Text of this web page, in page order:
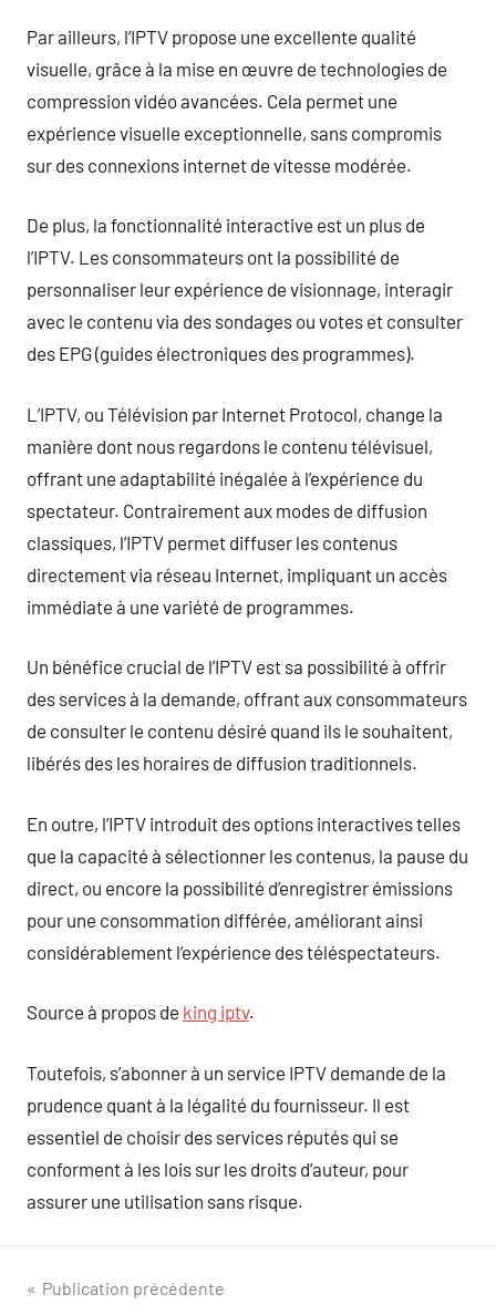
Par ailleurs, l’IPTV propose une excellente qualité
visuelle, grâce à la mise en œuvre de technologies de
compression vidéo avancées. Cela permet une
expérience visuelle exceptionnelle, sans compromis
sur des connexions internet de vitesse modérée.
De plus, la fonctionnalité interactive est un plus de
l’IPTV. Les consommateurs ont la possibilité de
personnaliser leur expérience de visionnage, interagir
avec le contenu via des sondages ou votes et consulter
des EPG (guides électroniques des programmes).
L’IPTV, ou Télévision par Internet Protocol, change la
manière dont nous regardons le contenu télévisuel,
offrant une adaptabilité inégalée à l’expérience du
spectateur. Contrairement aux modes de diffusion
classiques, l’IPTV permet diffuser les contenus
directement via réseau Internet, impliquant un accès
immédiate à une variété de programmes.
Un bénéfice crucial de l’IPTV est sa possibilité à offrir
des services à la demande, offrant aux consommateurs
de consulter le contenu désiré quand ils le souhaitent,
libérés des les horaires de diffusion traditionnels.
En outre, l’IPTV introduit des options interactives telles
que la capacité à sélectionner les contenus, la pause du
direct, ou encore la possibilité d’enregistrer émissions
pour une consommation différée, améliorant ainsi
considérablement l’expérience des téléspectateurs.
Source à propos de king iptv.
Toutefois, s’abonner à un service IPTV demande de la
prudence quant à la légalité du fournisseur. Il est
essentiel de choisir des services réputés qui se
conforment à les lois sur les droits d’auteur, pour
assurer une utilisation sans risque.
Navigation
Publication précédente